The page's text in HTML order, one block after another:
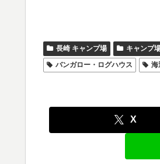
長崎 キャンプ場 キャンプ
バンガロー・ログハウス
海
X